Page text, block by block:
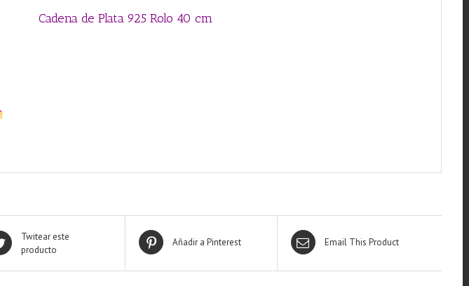
Cadena de Plata 925 Rolo 40 cm
Twitear este
producto
Añadir a Pinterest Email This Product